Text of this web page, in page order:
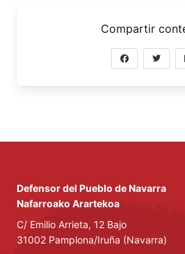
Compartir
Defensor del Pueblo de Navarra
Nafarroako Arartekoa
C/ Emilio Arrieta, 12 Bajo
31002 Pamplona/Iruña (Navarra)